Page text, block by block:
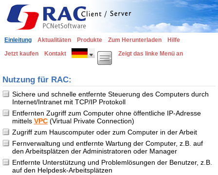
Einleitung Aktualitäten Produkte Zum Herunterladen
Hilfe
Jetzt kaufen
Kontakt Zeigt das linke Menü an
Nutzung für RAC:
Sichere und schnelle entfernte Steuerung des Computers durch
Internet/Intranet mit TCP/IP Protokoll
Entfernten Zugriff zum Computer ohne öffentliche IP-Adresse
mittels VPC (Virtual Private Connection)
Zugriff zum Hauscomputer oder zum Computer in der Arbeit
Fernverwaltung und entfernte Wartung der Computer, z.B. auf
den Arbeitsplätzen der Administratoren oder Manager
Entfernte Unterstützung und Problemlösungen der Benutzer, z.B.
auf den Helpdesk-Arbeitsplätzen